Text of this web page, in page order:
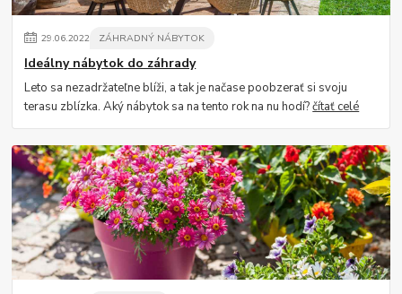
29.06.2022 ZÁHRADNÝ NÁBYTOK
Ideálny nábytok do záhrady
Leto sa nezadržateľne blíži, a tak je načase poobzerať si svoju
terasu zblízka. Aký nábytok sa na tento rok na nu hodí?čítať celé